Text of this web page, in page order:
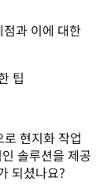
과 이에 대한
팁
현지화 작업
솔루션을 제공
되셨나요?